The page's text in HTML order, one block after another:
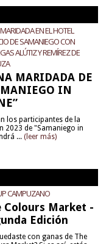
EN EL HOTEL
DE SAMANIEGO CON
ALÚTIZ Y REMÍREZ DE
MARIDADA DE
IN
los participantes de la
2023 de "Samaniego in
... (leer más)
CAMPUZANO
Colours Market -
Edición
con ganas de The